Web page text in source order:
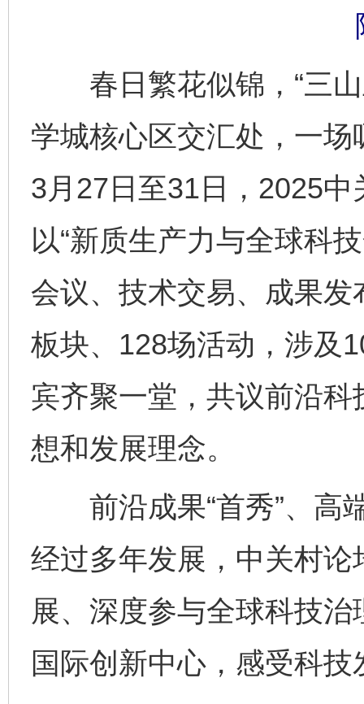
春日繁花似锦，“三山
学城核心区交汇处，一
3月27日至31日，2025
以“新质生产力与全球科
会议、技术交易、成果
板块、128场活动，涉及
宾齐聚一堂，共议前沿
想和发展理念。
前沿成果“首秀”、高
经过多年发展，中关村
展、深度参与全球科技
国际创新中心，感受科